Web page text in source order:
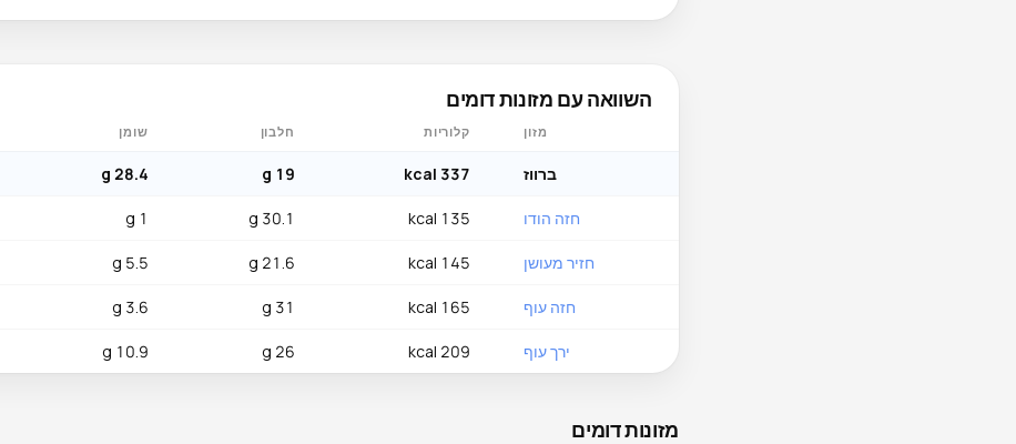
השוואה עם מזונות דומים
מזון קלוריות חלבון שומן
ברווז 337 kcal
19 g
28.4 g
חזה הודו 135 kcal
30.1 g
1 g
חזיר מעושן 145 kcal
21.6 g
5.5 g
חזה עוף 165 kcal
31 g
3.6 g
ירך עוף 209 kcal
26 g
10.9 g
מזונות דומים